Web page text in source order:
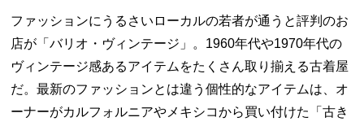
ファッションにうるさいローカルの若者が通うと評判のお
店が「バリオ・ヴィンテージ」。1960年代や1970年代の
ヴィンテージ感あるアイテムをたくさん取り揃える古着屋
だ。最新のファッションとは違う個性的なアイテムは、オ
ーナーがカルフォルニアやメキシコから買い付けた「古き